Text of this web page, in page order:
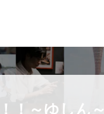
公開されます
！～ゆしん～